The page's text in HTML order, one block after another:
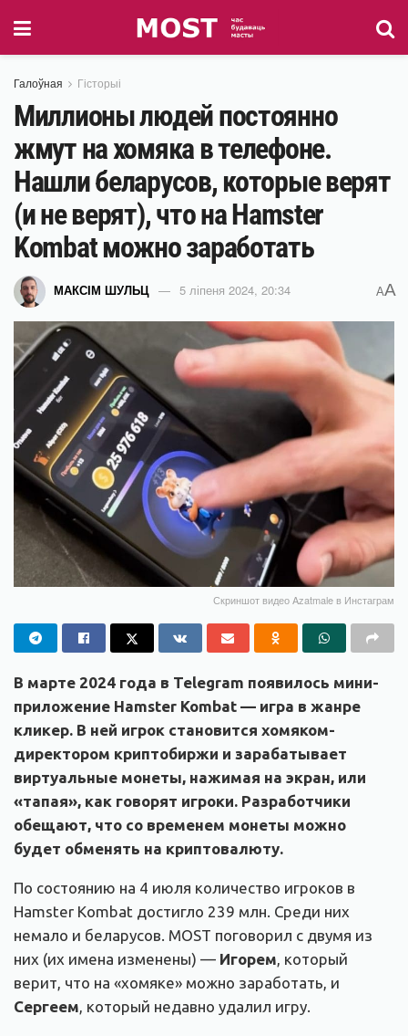
Галоўная Гісторыі
Миллионы людей постоянно
жмут на хомяка в телефоне.
Нашли беларусов, которые верят
(и не верят), что на Hamster
Kombat можно заработать
МАКСІМ ШУЛЬЦ 5 ліпеня 2024, 20:34 AA
Скриншот видео Azatmale в Инстаграм
В марте 2024 года в Telegram появилось мини-
приложение Hamster Kombat — игра в жанре
кликер. В ней игрок становится хомяком-
директором криптобиржи и зарабатывает
виртуальные монеты, нажимая на экран, или
«тапая», как говорят игроки. Разработчики
обещают, что со временем монеты можно
будет обменять на криптовалюту.
По состоянию на 4 июля количество игроков в
Hamster Kombat достигло 239 млн. Среди них
немало и беларусов. MOST поговорил с двумя из
них (их имена изменены) — Игорем, который
верит, что на «хомяке» можно заработать, и
Сергеем, который недавно удалил игру.